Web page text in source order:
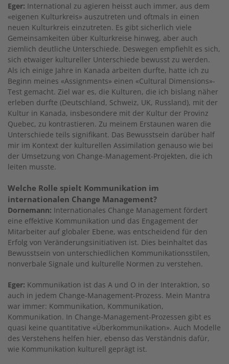
Eger: International zu agieren heisst auch immer, aus dem
«eigenen Kulturkreis» auszutreten und oftmals in einen
neuen Kulturkreis einzutreten. Es gibt sicherlich viele
Gemeinsamkeiten über Kulturkreise hinweg, aber auch
ziemlich deutliche Unterschiede. Deswegen empfiehlt es sich,
sich etwaiger kultureller Unterschiede bewusst zu werden.
Als ich einige Jahre in Kanada arbeiten durfte, hatte ich zu
Beginn meines «Assignments» einen «Cultural Dimensions»-
Test gemacht. Ziel war es, die Kulturen, die ich bislang näher
erleben durfte (Deutschland, Schweiz, UK, Russland), mit der
Kultur in Kanada, insbesondere mit der Kultur der Provinz
Quebec, zu kontrastieren. Zu meinem Erstaunen waren die
Unterschiede teils signifikant. Das Bewusstsein darüber half
mir im Kontext der kulturellen Assimilation genauso wie bei
der Umsetzung von Change-Management-Projekten, die ich
leiten musste.
Welche Rolle spielt Kommunikation im
internationalen Change Management?
Dornemann: Internationales Change Management fördert
eine effektive Kommunikation und das Engagement der
Mitarbeiter auf globaler Ebene, was entscheidend für den
Erfolg von Veränderungsinitiativen ist. Dies beinhaltet das
Bewusstsein von unterschiedlichen Kommunikationsstilen,
nonverbale Signale und kulturelle Normen zu verstehen.
Eger: Kommunikation ist das A und O in der Interaktion, so
auch in jedem Change-Management-Prozess. Mein Mantra
war immer: Kommunikation, Kommunikation,
Kommunikation. In Change-Management-Prozessen gibt es
quasi keine quantitative «Überkommunikation». Auch Modelle
des Verstehens helfen hier, ebenso das Verständnis dafür,
wie Kommunikation kulturell geprägt ist.